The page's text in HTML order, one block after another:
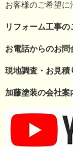
お客様のご希望に
リフォーム工事の
お電話からのお問
現地調査・お見積
加藤塗装の会社案